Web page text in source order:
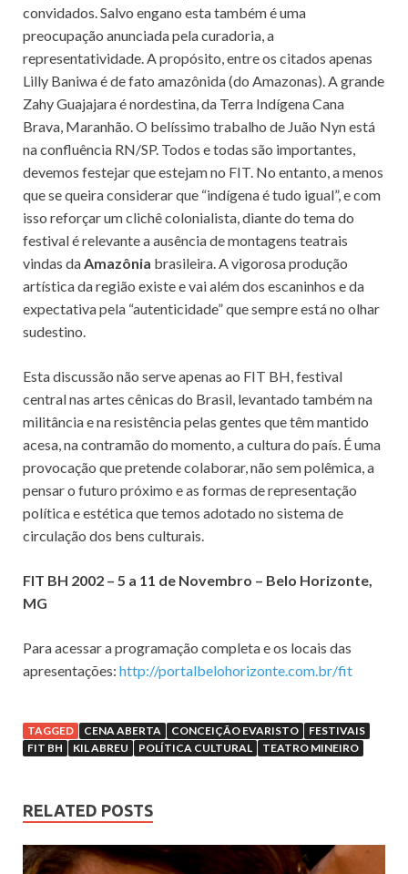
convidados. Salvo engano esta também é uma
preocupação anunciada pela curadoria, a
representatividade. A propósito, entre os citados apenas
Lilly Baniwa é de fato amazônida (do Amazonas). A grande
Zahy Guajajara é nordestina, da Terra Indígena Cana
Brava, Maranhão. O belíssimo trabalho de Juão Nyn está
na confluência RN/SP. Todos e todas são importantes,
devemos festejar que estejam no FIT. No entanto, a menos
que se queira considerar que “indígena é tudo igual”, e com
isso reforçar um clichê colonialista, diante do tema do
festival é relevante a ausência de montagens teatrais
vindas daAmazônia brasileira. A vigorosa produção
artística da região existe e vai além dos escaninhos e da
expectativa pela “autenticidade” que sempre está no olhar
sudestino.
Esta discussão não serve apenas ao FIT BH, festival
central nas artes cênicas do Brasil, levantado também na
militância e na resistência pelas gentes que têm mantido
acesa, na contramão do momento, a cultura do país. É uma
provocação que pretende colaborar, não sem polêmica, a
pensar o futuro próximo e as formas de representação
política e estética que temos adotado no sistema de
circulação dos bens culturais.
FIT BH 2002 – 5 a 11 de Novembro – Belo Horizonte,
MG
Para acessar a programação completa e os locais das
apresentações: http://portalbelohorizonte.com.br/fit
TAGGED CENA ABERTA CONCEIÇÃO EVARISTO
FESTIVAIS
FIT BH
KIL ABREU POLÍTICA CULTURAL TEATRO MINEIRO
RELATED POSTS